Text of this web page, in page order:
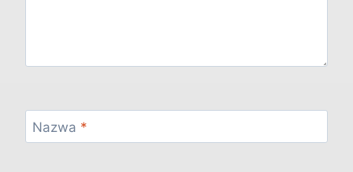
Nazwa *